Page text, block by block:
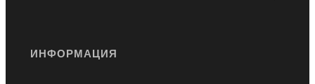
ИНФОРМАЦИЯ